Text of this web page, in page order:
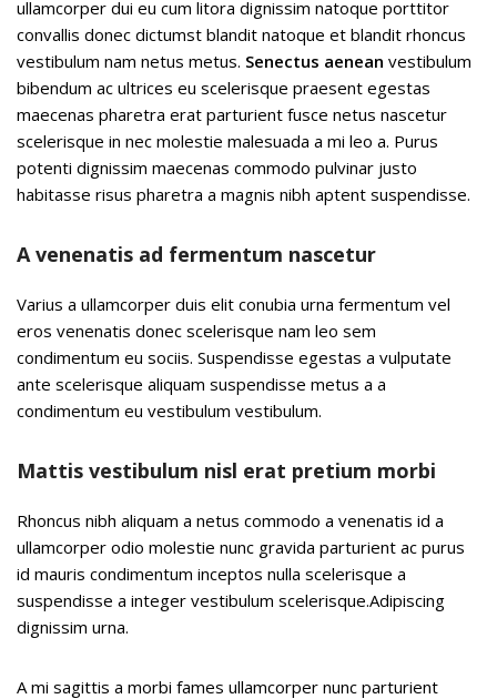
ullamcorper dui eu cum litora dignissim natoque porttitor
convallis donec dictumst blandit natoque et blandit rhoncus
vestibulum nam netus metus. Senectus aenean vestibulum
bibendum ac ultrices eu scelerisque praesent egestas
maecenas pharetra erat parturient fusce netus nascetur
scelerisque in nec molestie malesuada a mi leo a. Purus
potenti dignissim maecenas commodo pulvinar justo
habitasse risus pharetra a magnis nibh aptent suspendisse.
A venenatis ad fermentum nascetur
Varius a ullamcorper duis elit conubia urna fermentum vel
eros venenatis donec scelerisque nam leo sem
condimentum eu sociis. Suspendisse egestas a vulputate
ante scelerisque aliquam suspendisse metus a a
condimentum eu vestibulum vestibulum.
Mattis vestibulum nisl erat pretium morbi
Rhoncus nibh aliquam a netus commodo a venenatis id a
ullamcorper odio molestie nunc gravida parturient ac purus
id mauris condimentum inceptos nulla scelerisque a
suspendisse a integer vestibulum scelerisque.Adipiscing
dignissim urna.
A mi sagittis a morbi fames ullamcorper nunc parturient